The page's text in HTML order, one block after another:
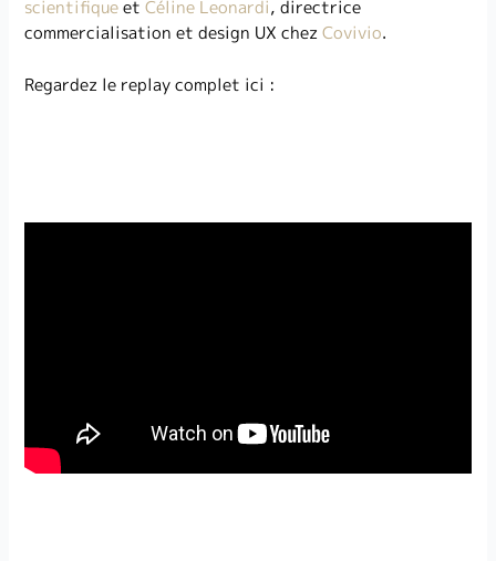
scientifiqueetCéline Leonardi, directrice
commercialisation et design UX chezCovivio.
Regardez le replay complet ici :